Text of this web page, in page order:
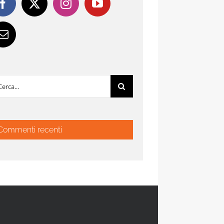
recenti